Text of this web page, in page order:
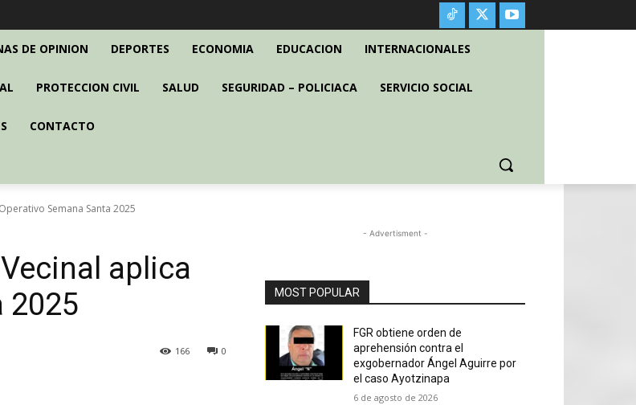
DE OPINION DEPORTES ECONOMIA EDUCACION INTERNACIONALES
PROTECCION CIVIL SALUD SEGURIDAD – POLICIACA SERVICIO SOCIAL
CONTACTO
Semana Santa 2025
aplica
2025
0
166
- Advertisment -
MOST POPULAR
FGR obtiene orden de
aprehensión contra el
exgobernador Ángel Aguirre por
el caso Ayotzinapa
6 de agosto de 2026